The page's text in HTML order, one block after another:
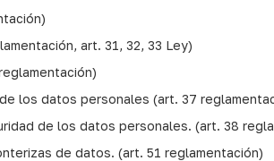
art. 31, 32, 33 Ley)
los datos personales (art. 37
de los datos personales. (art. 38
de datos. (art. 51 reglamentación)